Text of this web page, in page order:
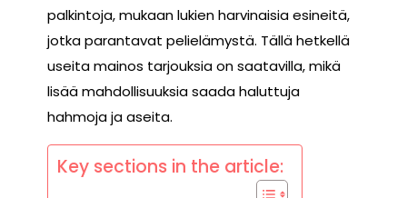
palkintoja, mukaan lukien harvinaisia esineitä,
jotka parantavat pelielämystä. Tällä hetkellä
useita mainos tarjouksia on saatavilla, mikä
lisää mahdollisuuksia saada haluttuja
hahmoja ja aseita.
Key sections in the article: